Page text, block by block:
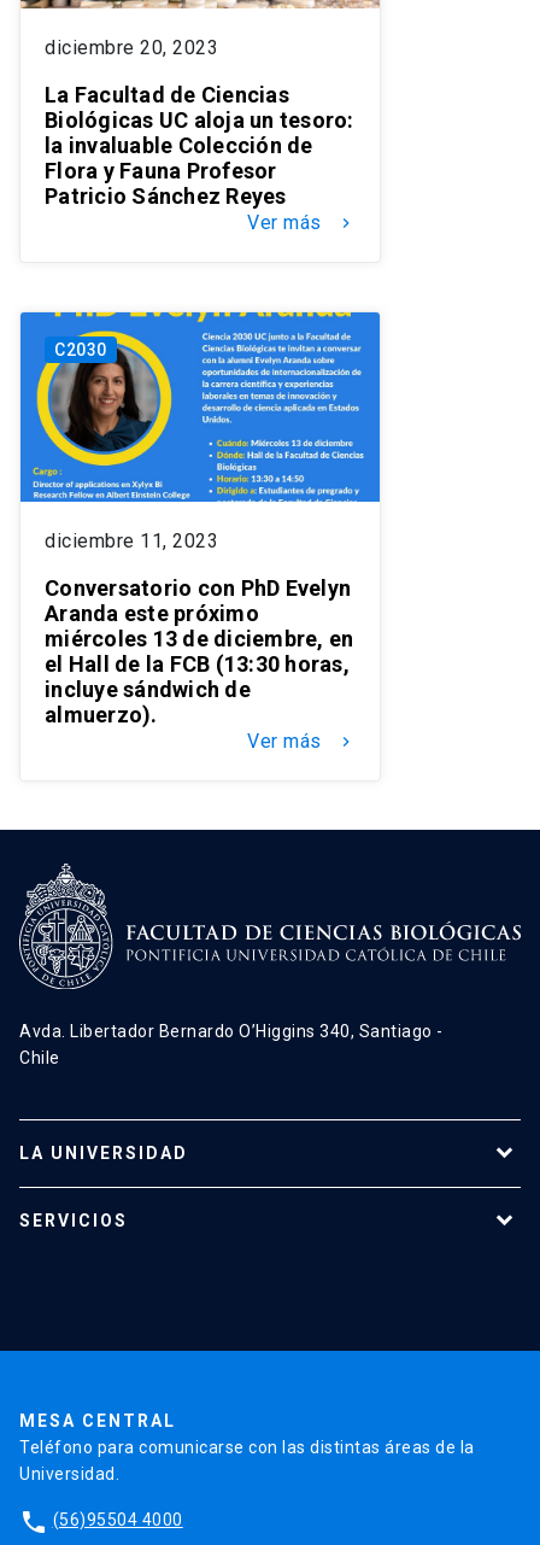
diciembre 20, 2023
La Facultad de Ciencias
Biológicas UC aloja un tesoro:
la invaluable Colección de
Flora y Fauna Profesor
Patricio Sánchez Reyes
Ver más keyboard_arrow_right
C2030
diciembre 11, 2023
Conversatorio con PhD Evelyn
Aranda este próximo
miércoles 13 de diciembre, en
el Hall de la FCB (13:30 horas,
incluye sándwich de
almuerzo).
Ver más keyboard_arrow_right
Avda. Libertador Bernardo O’Higgins 340, Santiago -
Chile
LA UNIVERSIDAD
Admisión
SERVICIOS
MESA CENTRAL
Teléfono para comunicarse con las distintas áreas de la
Universidad.
phone (56)95504 4000